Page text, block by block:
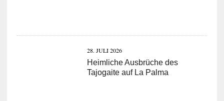
28. JULI 2026
Heimliche Ausbrüche des
Tajogaite auf La Palma